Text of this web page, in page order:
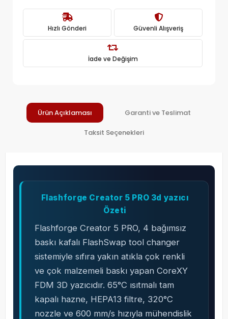
Hızlı Gönderi Güvenli Alışveriş
İade ve Değişim
Ürün Açıklaması Garanti ve Teslimat
Taksit Seçenekleri
Flashforge Creator 5 PRO 3d yazıcı
Özeti
Flashforge Creator 5 PRO, 4 bağımsız
baskı kafalı FlashSwap tool changer
sistemiyle sıfıra yakın atıkla çok renkli
ve çok malzemeli baskı yapan CoreXY
FDM 3D yazıcıdır. 65°C ısıtmalı tam
kapalı hazne, HEPA13 filtre, 320°C
nozzle ve 600 mm/s hızıyla mühendislik